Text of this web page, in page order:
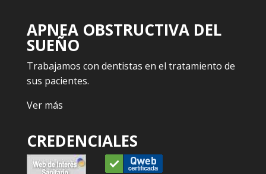
APNEA OBSTRUCTIVA DEL
SUEÑO
Trabajamos con dentistas en el tratamiento de
sus pacientes.
Ver más
CREDENCIALES